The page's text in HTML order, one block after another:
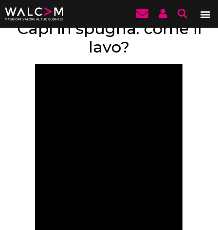
Capi in spugna: come li
lavo?